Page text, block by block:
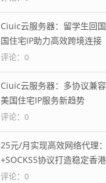
Ciuic云服务器：留学生回
国住宅IP助力高效跨境连接
评论：0
Ciuic云服务器：多协议兼
美国住宅IP服务新趋势
评论：0
25元/月实现高效网络代理
+SOCKS5协议打造稳定香
评论：0